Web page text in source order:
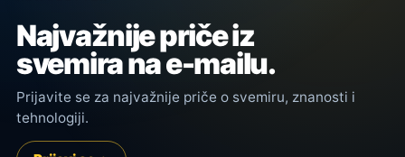
Najvažnije priče iz
svemira na e-mailu.
Prijavite se za najvažnije priče o svemiru, znanosti i
tehnologiji.